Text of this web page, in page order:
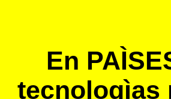
En
tecnologìas